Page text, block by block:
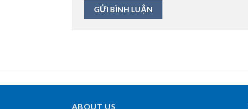
ABOUT US